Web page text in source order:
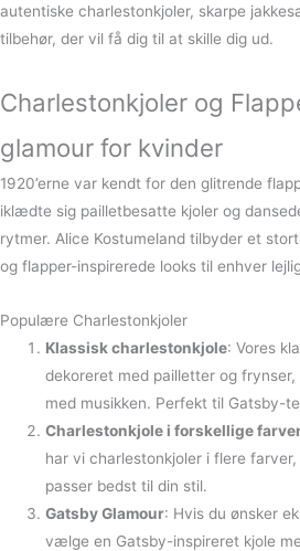
autentiske charlestonkjoler, skarpe
tilbehør, der vil få dig til at skille dig ud.
Charlestonkjoler og
glamour for kvinder
1920’erne var kendt for den glitrende
iklædte sig pailletbesatte kjoler og
rytmer. Alice Kostumeland tilbyder et
og flapper-inspirerede looks til enhver
Populære Charlestonkjoler
Klassisk charlestonkjole: Vores
dekoreret med pailletter og
med musikken. Perfekt til Gatsby-
Charlestonkjole i forskellige
har vi charlestonkjoler i flere
passer bedst til din stil.
Gatsby Glamour: Hvis du ønsker
vælge en Gatsby-inspireret kjole